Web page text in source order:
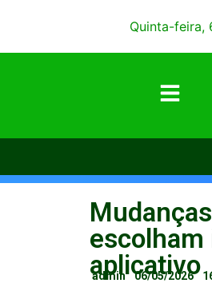
Quinta-feira,
aplicativo
admin 06/05/2026